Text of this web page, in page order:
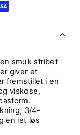
smuk stribet
giver et
fremstillet i en
viskose,
3/4-
en let løs